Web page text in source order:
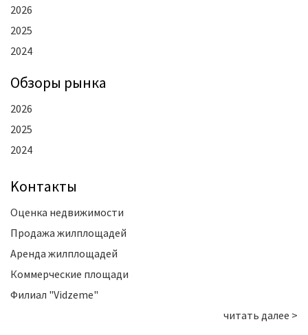
2026
2025
2024
Oбзоры рынка
2026
2025
2024
Kонтакты
Оценка недвижимости
Продажа жилплощадей
Аренда жилплощадей
Коммерческие площади
Филиал "Vidzeme"
читать далее >